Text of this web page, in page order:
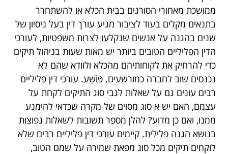
ממושכת מאחורי הסורגים בבית הכלא או להשתחרר
בתנאים מקלים בעוד לציבור מגיע עורך דין בעל ניסיון של
שנים בהגנה על אנשים שנקלעו לצרות משפטיות, לעורכי
הדין הפליליים הטובים ביותר יש מאות שעות בניהול תיקים
כדי להרחיק את לקוחותיהם מהכלא ולוודא שהם לא
נכנסים שוב לחברה כמורשעים. פּוֹשֵׁעַ. עורכי דין פליליים
רבים עונים גם על שאלות לגבי סוג התיקים לקחת על
עצמם, האם יש א סוג מסוים של מקרה שכדאי להימנע
ממנו, ואם כן מדוע? להלן מספר תשובות לשאלות נפוצות
בנושא הגנה פלילית. קיימים עורכי דין פליליים רבים שלא
לוקחים תיקים מכל סוג מפאת שמירה על שמם הטוב,